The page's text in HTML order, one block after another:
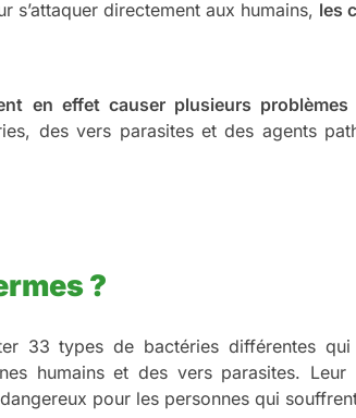
s’attaquer directement aux humains, les
en effet causer plusieurs problèmes
des vers parasites et des agents
?
33 types de bactéries différentes qui
humains et des vers parasites.
pour les personnes qui souffrent